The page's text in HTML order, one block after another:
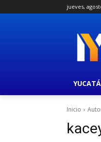
jueves,
Inicio